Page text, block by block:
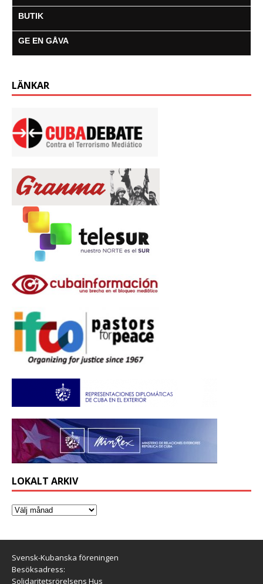
BUTIK
GE EN GÅVA
LÄNKAR
LOKALT ARKIV
Svensk-Kubanska föreningen
Besöksadress:
Solidaritetsrörelsens Hus